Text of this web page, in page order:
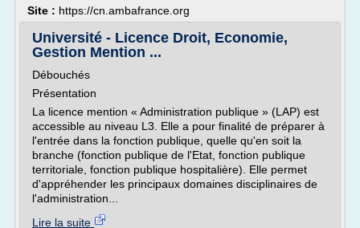
Site : https://cn.ambafrance.org
Université - Licence Droit, Economie,
Gestion Mention ...
Débouchés
Présentation
La licence mention « Administration publique » (LAP) est
accessible au niveau L3. Elle a pour finalité de préparer à
l'entrée dans la fonction publique, quelle qu'en soit la
branche (fonction publique de l'Etat, fonction publique
territoriale, fonction publique hospitalière). Elle permet
d'appréhender les principaux domaines disciplinaires de
l'administration...
Lire la suite